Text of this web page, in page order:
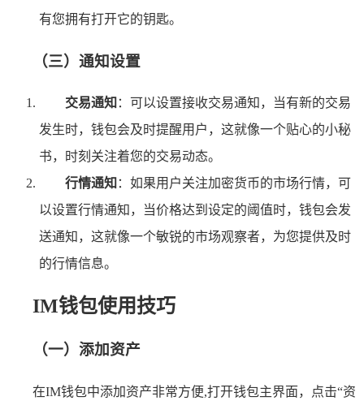
有您拥有打开它的钥匙。
（三）通知设置
交易通知 ：可以设置接收交易通知，当有新的交易
发生时，钱包会及时提醒用户，这就像一个贴心的小秘
书，时刻关注着您的交易动态。
行情通知 ：如果用户关注加密货币的市场行情，可
以设置行情通知，当价格达到设定的阈值时，钱包会发
送通知，这就像一个敏锐的市场观察者，为您提供及时
的行情信息。
IM钱包使用技巧
（一）添加资产
在IM钱包中添加资产非常方便,打开钱包主界面，点击“资